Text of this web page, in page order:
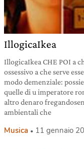
IllogicaIkea
IllogicaIkea CHE POI a
ossessivo a che serve
modo demenziale:
quelle di u imperatore
altro denaro
ambientali che
Musica 11 gennaio